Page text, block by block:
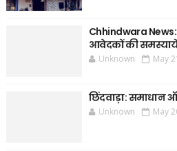
Chhindwara
आवेदकों की
Unknown May
छिंदवाड़ा: समाधान
Unknown May